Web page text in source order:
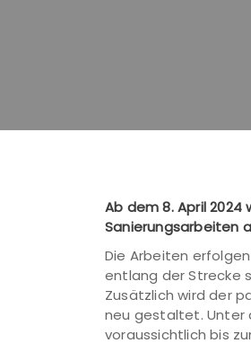
Ab dem 8. April
Sanierungsarbeiten
Die Arbeiten
entlang der Strecke
Zusätzlich wird der
neu gestaltet. Unter
voraussichtlich bis